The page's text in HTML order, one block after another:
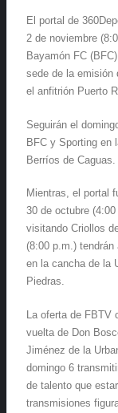
El portal de
2 de noviembre
Bayamón FC
sede de la emisión
el anfitrión Puerto
Seguirán el
BFC y Sporting en
Berríos de Caguas.
Mientras, el portal
30 de octubre
visitando Criollos
(8:00 p.m.)
en la cancha de la
Piedras.
La oferta de
vuelta de Don
Jiménez de la
domingo 6
de talento que
transmisiones